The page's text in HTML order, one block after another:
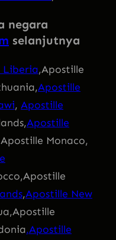
negara
selanjutnya
Liberia,Apostille
Apostille
, Apostille
Apostille
Monaco,
,Apostille New
,Apostille